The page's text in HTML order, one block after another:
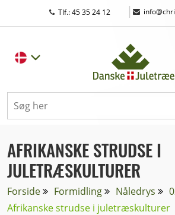
Tlf.: 45 35 24 12 |
AFRIKANSKE STRUDSE I
JULETRÆSKULTURER
Forside Formidling Nåledrys
Afrikanske strudse i juletræskulturer